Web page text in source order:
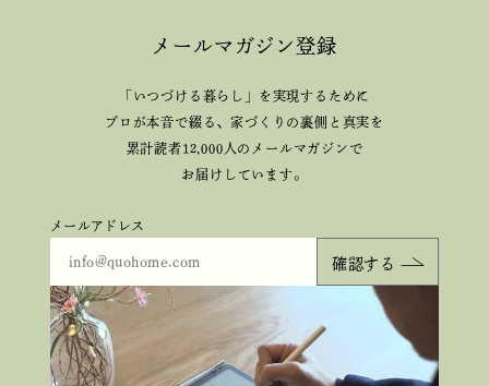
メールマガジン登録
「いつづける暮らし」を実現するために
プロが本音で綴る、家づくりの裏側と真実を
累計読者12,000人のメールマガジンで
お届けしています。
メールアドレス